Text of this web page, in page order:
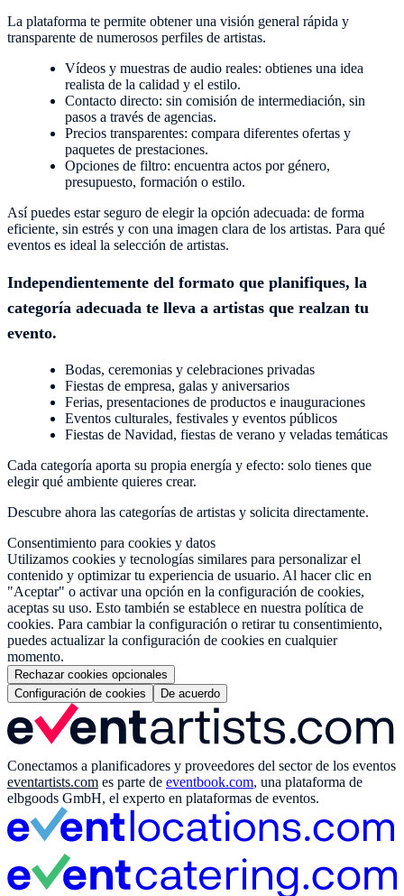
La plataforma te permite obtener una visión general rápida y
transparente de numerosos perfiles de artistas.
Vídeos y muestras de audio reales: obtienes una idea
realista de la calidad y el estilo.
Contacto directo: sin comisión de intermediación, sin
pasos a través de agencias.
Precios transparentes: compara diferentes ofertas y
paquetes de prestaciones.
Opciones de filtro: encuentra actos por género,
presupuesto, formación o estilo.
Así puedes estar seguro de elegir la opción adecuada: de forma
eficiente, sin estrés y con una imagen clara de los artistas. Para qué
eventos es ideal la selección de artistas.
Independientemente del formato que planifiques, la
categoría adecuada te lleva a artistas que realzan tu
evento.
Bodas, ceremonias y celebraciones privadas
Fiestas de empresa, galas y aniversarios
Ferias, presentaciones de productos e inauguraciones
Eventos culturales, festivales y eventos públicos
Fiestas de Navidad, fiestas de verano y veladas temáticas
Cada categoría aporta su propia energía y efecto: solo tienes que
elegir qué ambiente quieres crear.
Descubre ahora las categorías de artistas y solicita directamente.
Consentimiento para cookies y datos
Utilizamos cookies y tecnologías similares para personalizar el
contenido y optimizar tu experiencia de usuario. Al hacer clic en
"Aceptar" o activar una opción en la configuración de cookies,
aceptas su uso. Esto también se establece en nuestra política de
cookies. Para cambiar la configuración o retirar tu consentimiento,
puedes actualizar la configuración de cookies en cualquier
momento.
Rechazar cookies opcionales
Configuración de cookies
De acuerdo
Conectamos a planificadores y proveedores del sector de los eventos
eventartists.com es parte de eventbook.com, una plataforma de
elbgoods GmbH, el experto en plataformas de eventos.